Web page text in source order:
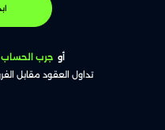
أو جرب الحساب
تداول العقود مقابل